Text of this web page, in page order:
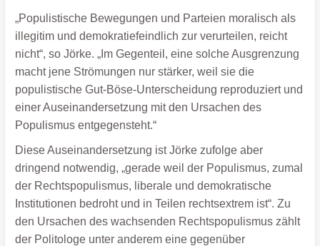
„Populistische Bewegungen und Parteien moralisch als
illegitim und demokratiefeindlich zur verurteilen, reicht
nicht“, so Jörke. „Im Gegenteil, eine solche Ausgrenzung
macht jene Strömungen nur stärker, weil sie die
populistische Gut-Böse-Unterscheidung reproduziert und
einer Auseinandersetzung mit den Ursachen des
Populismus entgegensteht.“
Diese Auseinandersetzung ist Jörke zufolge aber
dringend notwendig, „gerade weil der Populismus, zumal
der Rechtspopulismus, liberale und demokratische
Institutionen bedroht und in Teilen rechtsextrem ist“. Zu
den Ursachen des wachsenden Rechtspopulismus zählt
der Politologe unter anderem eine gegenüber